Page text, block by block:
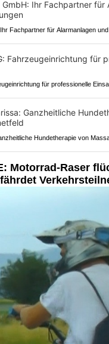
Fachpartner für Alarmanlagen
für professionelle
Hundetherapie von
Motorrad-Raser